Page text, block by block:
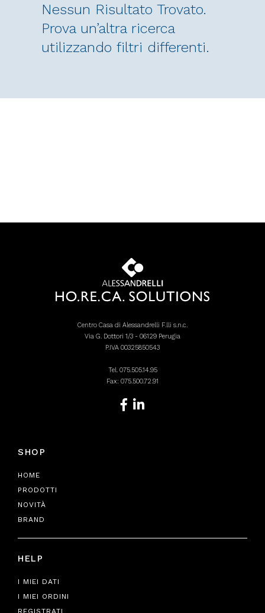
Nessun Risultato Trovato.
Prova un’altra ricerca
utilizzando filtri differenti.
Centro Casa di Alessandrelli F.lli s.n.c.
Via G. Dottori 1/3 - 06129 Perugia
P.IVA 00325850543
Tel. 075.505.14.95
Fax: 075.500.72.91
SHOP
HOME
PRODOTTI
NOVITÀ
BRAND
HELP
I MIEI DATI
I MIEI ORDINI
REGISTRATI